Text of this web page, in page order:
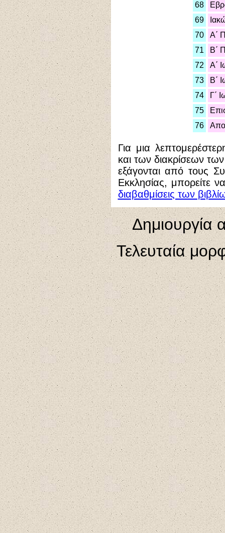
68
69
70
Α΄
71
Β΄
72
Α΄
73
Β΄
74
Γ΄
75
76
Για μια
και των διακρίσεων
εξάγονται από τους
Εκκλησίας, μπορείτε
διαβαθμίσεις των
Δημιουργία
Τελευταία